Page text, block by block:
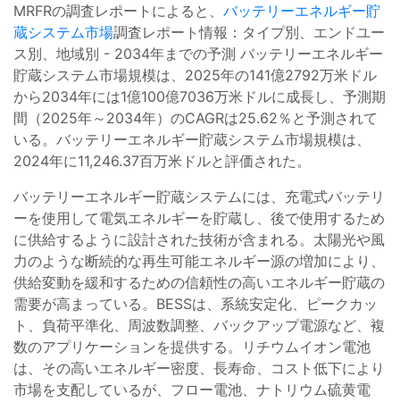
MRFRの調査レポートによると、 バッテリーエネルギー貯
蔵システム市場調査レポート情報：タイプ別、エンドユー
ス別、地域別 - 2034年までの予測 バッテリーエネルギー
貯蔵システム市場規模は、2025年の141億2792万米ドル
から2034年には1億100億7036万米ドルに成長し、予測期
間（2025年～2034年）のCAGRは25.62％と予測されて
いる。バッテリーエネルギー貯蔵システム市場規模は、
2024年に11,246.37百万米ドルと評価された。
バッテリーエネルギー貯蔵システムには、充電式バッテリ
ーを使用して電気エネルギーを貯蔵し、後で使用するため
に供給するように設計された技術が含まれる。太陽光や風
力のような断続的な再生可能エネルギー源の増加により、
供給変動を緩和するための信頼性の高いエネルギー貯蔵の
需要が高まっている。BESSは、系統安定化、ピークカッ
ト、負荷平準化、周波数調整、バックアップ電源など、複
数のアプリケーションを提供する。リチウムイオン電池
は、その高いエネルギー密度、長寿命、コスト低下により
市場を支配しているが、フロー電池、ナトリウム硫黄電